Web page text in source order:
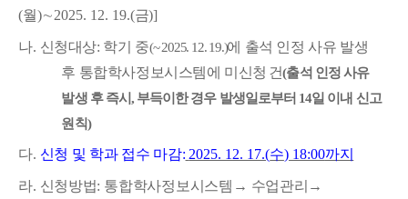
(월)∼2025. 12. 19.(금)]
나. 신청대상: 학기 중(~ 2025. 12. 19.)에 출석 인정 사유 발생
후 통합학사정보시스템에 미신청 건(출석 인정 사유
발생 후 즉시, 부득이한 경우 발생일로부터 14일 이내 신고
원칙)
다. 신청 및 학과 접수 마감: 2025. 12. 17.(수) 18:00까지
라. 신청방법: 통합학사정보시스템 → 수업관리 →